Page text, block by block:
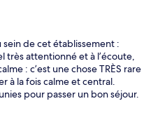
de cet établissement :
très attentionné et à l’écoute,
: c’est une chose TRÈS rare
à la fois calme et central.
pour passer un bon séjour.
et je reviendrais pour un